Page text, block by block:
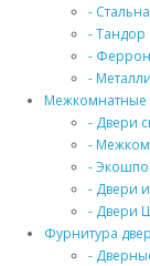
-
- Тандор
-
-
Межкомнатные
- Двери
-
-
- Двери
- Двери
Фурнитура
-